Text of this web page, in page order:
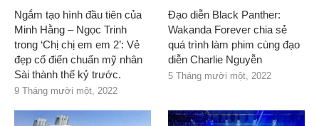
Ngắm tạo hình đầu tiên của
Minh Hằng – Ngọc Trinh
trong ‘Chị chị em em 2’: Vẻ
đẹp cổ điển chuẩn mỹ nhân
Sài thành thế kỷ trước.
9 Tháng mười một, 2022
Đạo diễn Black Panther:
Wakanda Forever chia sẻ
quá trình làm phim cùng đạo
diễn Charlie Nguyễn
5 Tháng mười một, 2022